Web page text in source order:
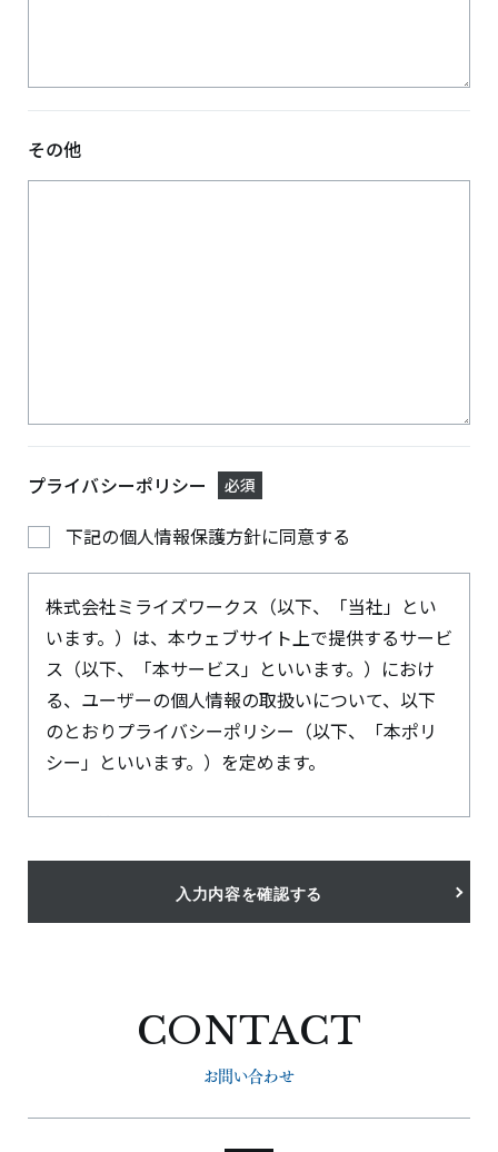
その他
プライバシーポリシー 必須
下記の個人情報保護方針に同意する
株式会社ミライズワークス（以下、「当社」とい
います。）は、本ウェブサイト上で提供するサービ
ス（以下、「本サービス」といいます。）におけ
る、ユーザーの個人情報の取扱いについて、以下
のとおりプライバシーポリシー（以下、「本ポリ
シー」といいます。）を定めます。
1.個人情報の取得と利用
当社は、2.に定める個人情報（以下、総称して「個
人情報」といいます）を以下に掲げる利用目的の
達成に必要な範囲で取得・利用します。なお、利用
るなど、法令等に従って対応いたします。
入力内容を確認する
CONTACT
お問い合わせ